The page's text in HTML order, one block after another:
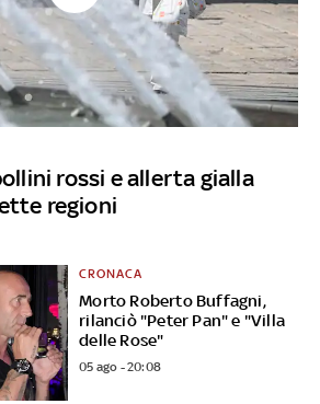
rossi e allerta gialla
regioni
Morto Roberto Buffagni,
rilanciò "Peter Pan" e "Villa
delle Rose"
CRONACA
05 ago - 20:08